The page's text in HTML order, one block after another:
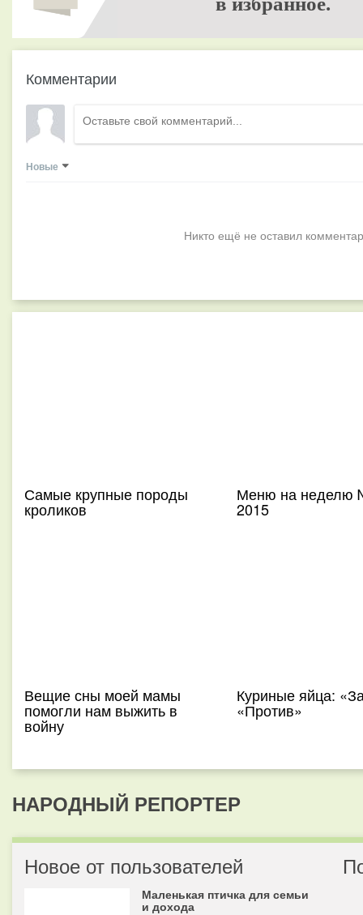
Комментарии
Новые
Никто ещё не оставил
Самые крупные породы
кроликов
Меню на неделю
2015
Вещие сны моей мамы
помогли нам выжить в
войну
Куриные яйца:
«Против»
НАРОДНЫЙ РЕПОРТЕР
Новое от пользователей
Маленькая птичка для семьи
и дохода